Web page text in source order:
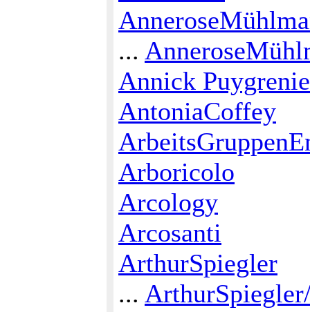
...
Annick
AntoniaCoffey
Arboricolo
Arcology
Arcosanti
ArthurSpiegler
...